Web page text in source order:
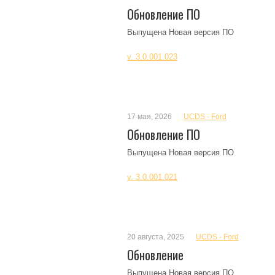
Обновление ПО
Выпущена Новая версия ПО
v. 3.0.001.023
17 мая, 2026 UCDS - Ford
Обновление ПО
Выпущена Новая версия ПО
v. 3.0.001.021
20 августа, 2025 UCDS - Ford
Обновление
Выпущена Новая версия ПО